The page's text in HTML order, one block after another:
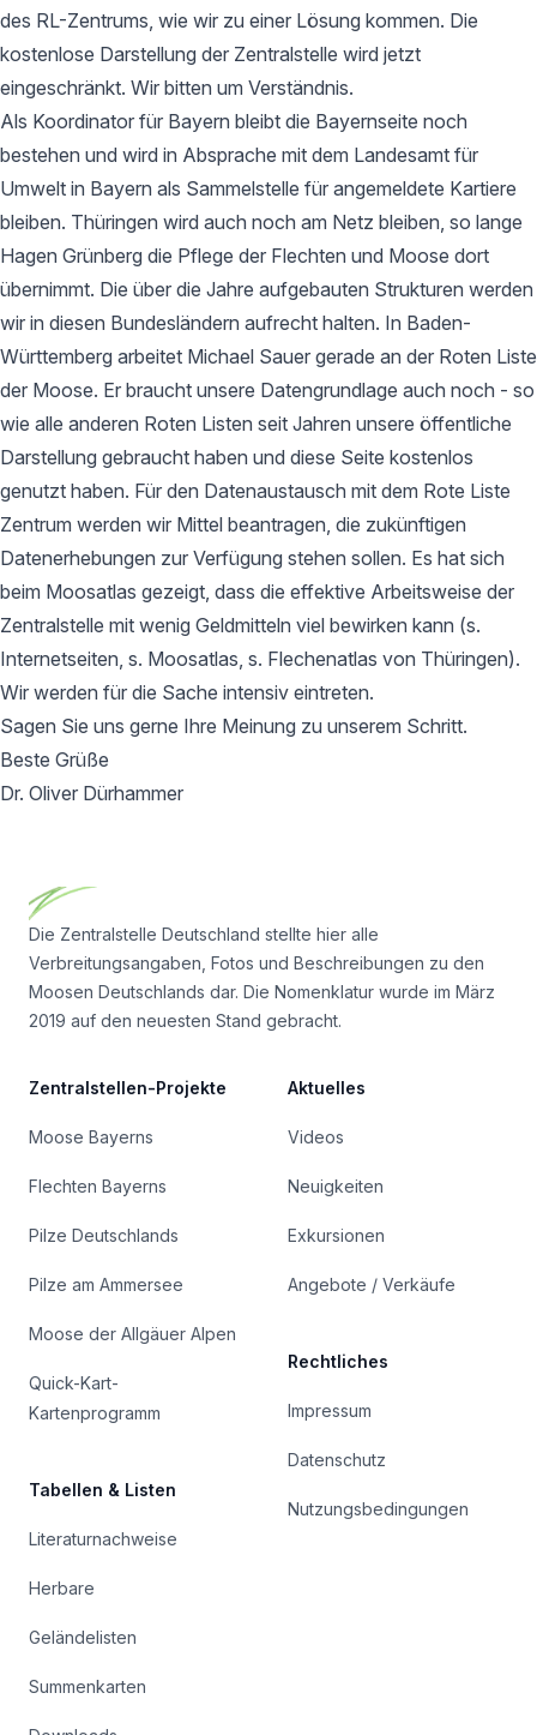
des RL-Zentrums, wie wir zu einer Lösung kommen. Die
kostenlose Darstellung der Zentralstelle wird jetzt
eingeschränkt. Wir bitten um Verständnis.
Als Koordinator für Bayern bleibt die Bayernseite noch
bestehen und wird in Absprache mit dem Landesamt für
Umwelt in Bayern als Sammelstelle für angemeldete Kartiere
bleiben. Thüringen wird auch noch am Netz bleiben, so lange
Hagen Grünberg die Pflege der Flechten und Moose dort
übernimmt. Die über die Jahre aufgebauten Strukturen werden
wir in diesen Bundesländern aufrecht halten. In Baden-
Württemberg arbeitet Michael Sauer gerade an der Roten Liste
der Moose. Er braucht unsere Datengrundlage auch noch - so
wie alle anderen Roten Listen seit Jahren unsere öffentliche
Darstellung gebraucht haben und diese Seite kostenlos
genutzt haben. Für den Datenaustausch mit dem Rote Liste
Zentrum werden wir Mittel beantragen, die zukünftigen
Datenerhebungen zur Verfügung stehen sollen. Es hat sich
beim Moosatlas gezeigt, dass die effektive Arbeitsweise der
Zentralstelle mit wenig Geldmitteln viel bewirken kann (s.
Internetseiten, s. Moosatlas, s. Flechenatlas von Thüringen).
Wir werden für die Sache intensiv eintreten.
Sagen Sie uns gerne Ihre Meinung zu unserem Schritt.
Beste Grüße
Dr. Oliver Dürhammer
Die Zentralstelle Deutschland stellte hier alle
Verbreitungsangaben, Fotos und Beschreibungen zu den
Moosen Deutschlands dar. Die Nomenklatur wurde im März
2019 auf den neuesten Stand gebracht.
Zentralstellen-Projekte
Moose Bayerns
Flechten Bayerns
Pilze Deutschlands
Pilze am Ammersee
Moose der Allgäuer Alpen
Quick-Kart-
Kartenprogramm
Tabellen & Listen
Literaturnachweise
Herbare
Geländelisten
Summenkarten
Aktuelles
Videos
Neuigkeiten
Exkursionen
Angebote / Verkäufe
Rechtliches
Impressum
Datenschutz
Nutzungsbedingungen